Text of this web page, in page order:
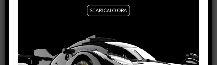
PRODOTTI CORRELATI
BMW Z4 GT3 – BODY WHITE KIT – INCLUDING
MECHANIC AW KING EVO3 21K